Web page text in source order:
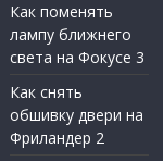
Как поменять
лампу ближнего
света на Фокусе 3
Как снять
обшивку двери на
Фриландер 2